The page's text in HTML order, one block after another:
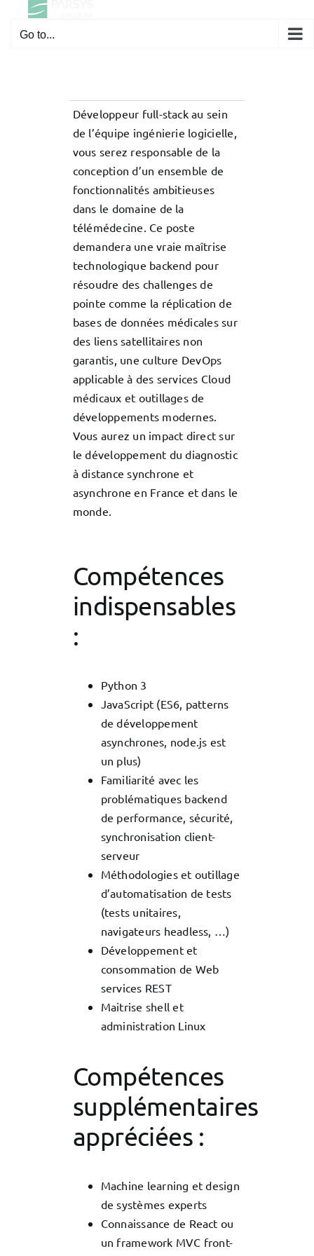
Go to...
Développeur full-stack au sein
de l’équipe ingénierie logicielle,
vous serez responsable de la
conception d’un ensemble de
fonctionnalités ambitieuses
dans le domaine de la
télémédecine. Ce poste
demandera une vraie maîtrise
technologique backend pour
résoudre des challenges de
pointe comme la réplication de
bases de données médicales sur
des liens satellitaires non
garantis, une culture DevOps
applicable à des services Cloud
médicaux et outillages de
développements modernes.
Vous aurez un impact direct sur
le développement du diagnostic
à distance synchrone et
asynchrone en France et dans le
monde.
Compétences
indispensables
:
Python 3
JavaScript (ES6, patterns
de développement
asynchrones, node.js est
un plus)
Familiarité avec les
problématiques backend
de performance, sécurité,
synchronisation client-
serveur
Méthodologies et outillage
d’automatisation de tests
(tests unitaires,
navigateurs headless, …)
Développement et
consommation de Web
services REST
Maitrise shell et
administration Linux
Compétences
supplémentaires
appréciées :
Machine learning et design
de systèmes experts
Connaissance de React ou
un framework MVC front-